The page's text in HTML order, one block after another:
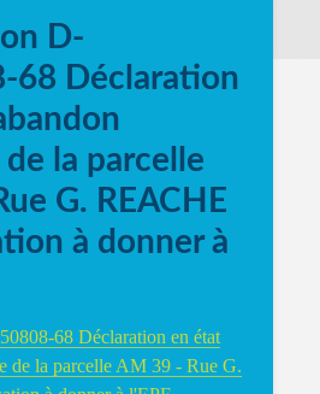
D-
68 Déclaration
la parcelle
G. REACHE
à donner à
68 Déclaration en état
de la parcelle AM 39 - Rue G.